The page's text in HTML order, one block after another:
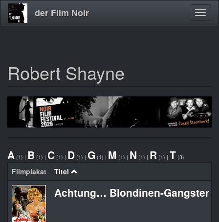
Direkt
zum
der Film Noir
Robert Shayne
A (1) | B (1) | C (1) | D (1) | G (1) | M (1) | N (1) | R (1) | T (3)
Filmplakat Titel
Achtung… Blondinen-Gangster